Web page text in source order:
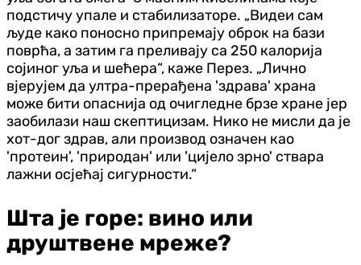
подстичу упале и стабилизаторе. „Видеи сам
људе како поносно припремају оброк на бази
поврћа, а затим га преливају са 250 калорија
сојиног уља и шећера“, каже Перез. „Лично
вјерујем да ултра-прерађена 'здрава' храна
може бити опаснија од очигледне брзе хране јер
заобилази наш скептицизам. Нико не мисли да је
хот-дог здрав, али производ означен као
'протеин', 'природан' или 'цијело зрно' ствара
лажни осјећај сигурности.“
Шта је горе: вино или
друштвене мреже?